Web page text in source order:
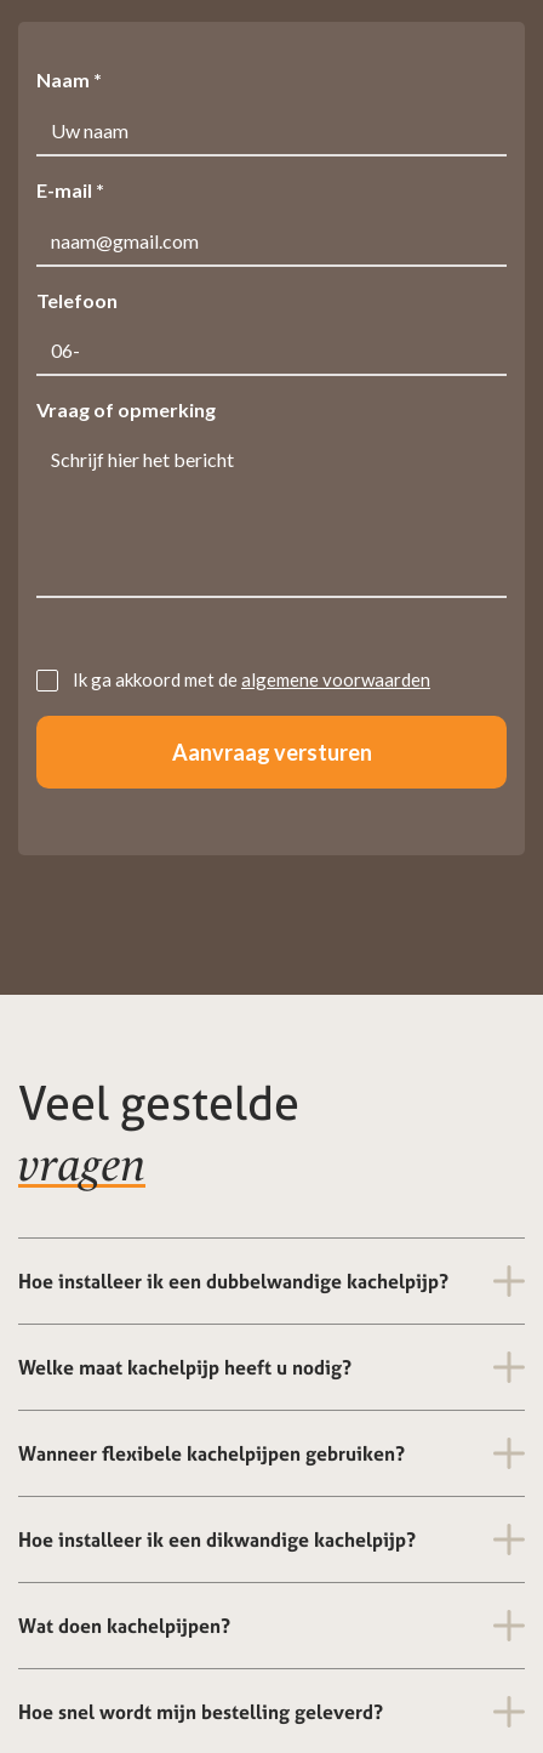
Naam *
E-mail *
Telefoon
Vraag of opmerking
UntitledIk ga akkoord met dealgemene voorwaarden
Veel gestelde
vragen
Hoe installeer ik een dubbelwandige kachelpijp?
Welke maat kachelpijp heeft u nodig?
Wanneer flexibele kachelpijpen gebruiken?
Hoe installeer ik een dikwandige kachelpijp?
Wat doen kachelpijpen?
Hoe snel wordt mijn bestelling geleverd?